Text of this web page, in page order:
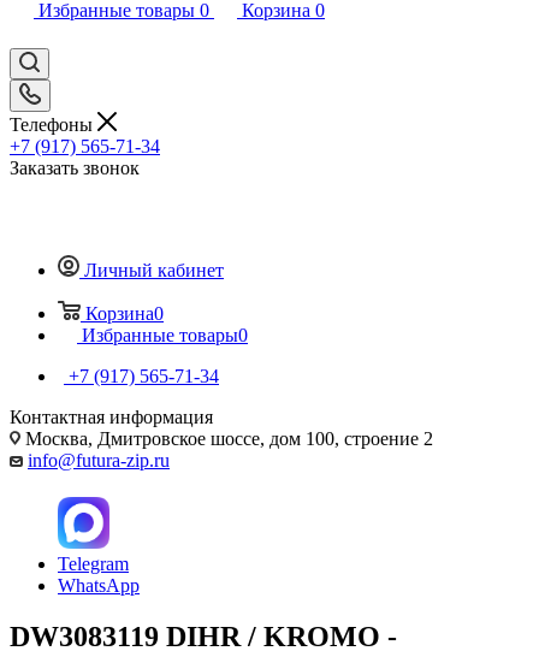
Избранные товары 0 Корзина 0
Телефоны
+7 (917) 565-71-34
Заказать звонок
Личный кабинет
Корзина0
Избранные товары0
+7 (917) 565-71-34
Контактная информация
Москва, Дмитровское шоссе, дом 100, строение 2
info@futura-zip.ru
Telegram
WhatsApp
DW3083119 DIHR / KROMO -